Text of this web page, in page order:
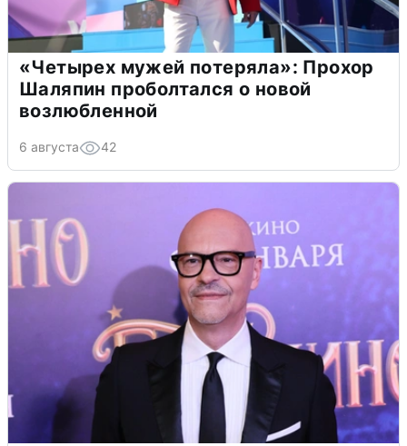
«Четырех мужей потеряла»: Прохор
Шаляпин проболтался о новой
возлюбленной
6 августа 42